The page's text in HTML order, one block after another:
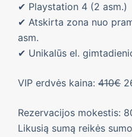
✔ Playstation 4 (2 asm.)
✔ Atskirta zona nuo
asm.
✔ Unikalūs el.
VIP erdvės kaina: 410€
Rezervacijos mokestis:
Likusią sumą reikės